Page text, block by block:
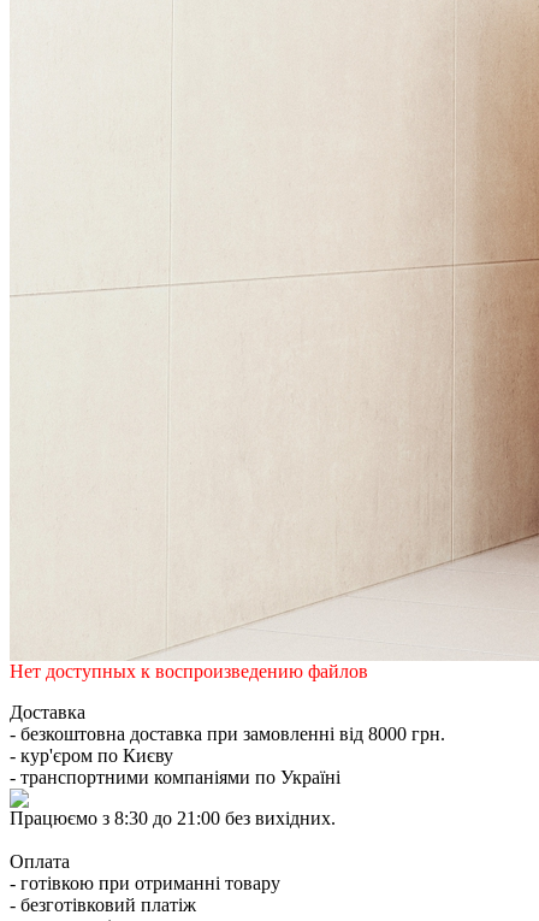
Нет доступных к воспроизведению файлов
Доставка
- безкоштовна доставка при замовленні від 8000 грн.
- кур'єром по Києву
- транспортними компаніями по Україні
Працюємо з 8:30 до 21:00 без вихідних.
Оплата
- готівкою при отриманні товару
- безготівковий платіж